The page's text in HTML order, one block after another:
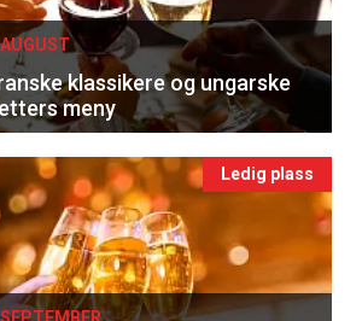
nyhetsbrev fra
Apéritif
ukentlige nyhetsbrev. Du
hvilke du ønsker å få
Registrer deg
klassikere og ungarske
meny
Ledig plass